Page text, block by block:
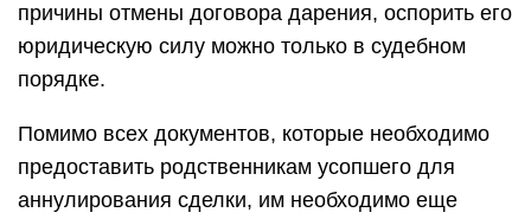
причины отмены договора дарения, оспорить его
юридическую силу можно только в судебном
порядке.
Помимо всех документов, которые необходимо
предоставить родственникам усопшего для
аннулирования сделки, им необходимо еще